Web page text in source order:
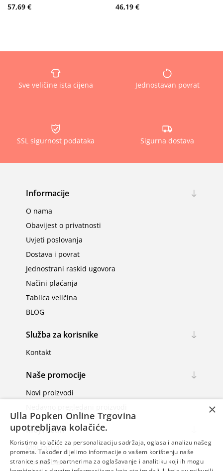
57,69 €
46,19 €
Sve veličine ista cijena Jednostavan povrat
SSL sigurnost podataka Sigurna dostava
Informacije
O nama
Obavijest o privatnosti
Uvjeti poslovanja
Dostava i povrat
Jednostrani raskid ugovora
Načini plaćanja
Tablica veličina
BLOG
Služba za korisnike
Kontakt
Naše promocije
Novi proizvodi
Moj račun
Moj račun
Narudžbe
×
Ulla Popken Online Trgovina
upotrebljava kolačiće.
Koristimo kolačiće za personalizaciju sadržaja, oglasa i analizu našeg
prometa. Također dijelimo informacije o vašem korištenju naše
stranice s našim partnerima za oglašavanje i analitiku koji ih mogu